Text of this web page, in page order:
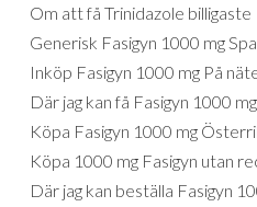
Om att få Trinidazole billigaste
Generisk Fasigyn 1000 mg
Inköp Fasigyn 1000 mg På
Där jag kan få Fasigyn 1000
Köpa Fasigyn 1000 mg
Köpa 1000 mg Fasigyn utan
Där jag kan beställa Fasigyn